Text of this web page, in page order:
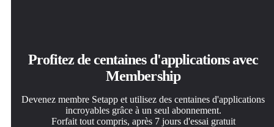
Profitez de centaines d'applications avec
Membership
Devenez membre Setapp et utilisez des centaines d'applications
incroyables grâce à un seul abonnement.
Forfait tout compris, après 7 jours d'essai gratuit